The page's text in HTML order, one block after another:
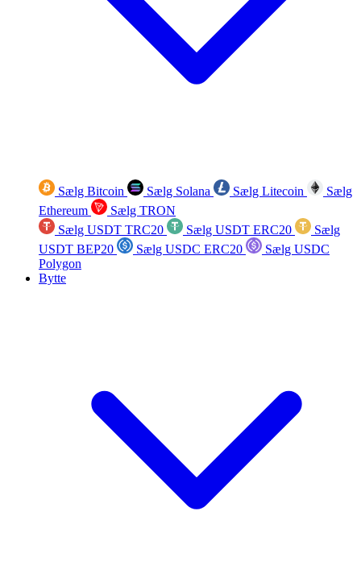
Sælg Bitcoin Sælg Solana Sælg Litecoin
Sælg
Ethereum
Sælg TRON
Sælg USDT TRC20
Sælg USDT ERC20
Sælg
USDT BEP20
Sælg USDC ERC20
Sælg USDC
Polygon
Bytte